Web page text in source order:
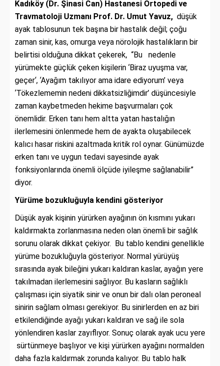
Kadıköy (Dr. Şinasi Can) Hastanesi Ortopedi ve
Travmatoloji Uzmanı Prof. Dr. Umut Yavuz, düşük
ayak tablosunun tek başına bir hastalık değil; çoğu
zaman sinir, kas, omurga veya nörolojik hastalıkların bir
belirtisi olduğuna dikkat çekerek, “Bu nedenle
yürümekte güçlük çeken kişilerin ‘Biraz uyuşma var,
geçer‘, ‘Ayağım takılıyor ama idare ediyorum’ veya
‘Tökezlememin nedeni dikkatsizliğimdir’ düşüncesiyle
zaman kaybetmeden hekime başvurmaları çok
önemlidir. Erken tanı hem altta yatan hastalığın
ilerlemesini önlenmede hem de ayakta oluşabilecek
kalıcı hasar riskini azaltmada kritik rol oynar. Günümüzde
erken tanı ve uygun tedavi sayesinde ayak
fonksiyonlarında önemli ölçüde iyileşme sağlanabilir”
diyor.
Yürüme bozukluğuyla kendini gösteriyor
Düşük ayak kişinin yürürken ayağının ön kısmını yukarı
kaldırmakta zorlanmasına neden olan önemli bir sağlık
sorunu olarak dikkat çekiyor. Bu tablo kendini genellikle
yürüme bozukluğuyla gösteriyor. Normal yürüyüş
sırasında ayak bileğini yukarı kaldıran kaslar, ayağın yere
takılmadan ilerlemesini sağlıyor. Bu kasların sağlıklı
çalışması için siyatik sinir ve onun bir dalı olan peroneal
sinirin sağlam olması gerekiyor. Bu sinirlerden en az biri
etkilendiğinde ayağı yukarı kaldıran ve sağ ile sola
yönlendiren kaslar zayıflıyor. Sonuç olarak ayak ucu yere
sürtünmeye başlıyor ve kişi yürürken ayağını normalden
daha fazla kaldırmak zorunda kalıyor. Bu tablo halk